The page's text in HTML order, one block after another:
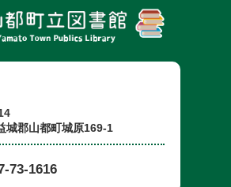
城郡山都町城原169-1
73-1616